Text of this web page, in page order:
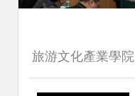
旅游文化產業學院